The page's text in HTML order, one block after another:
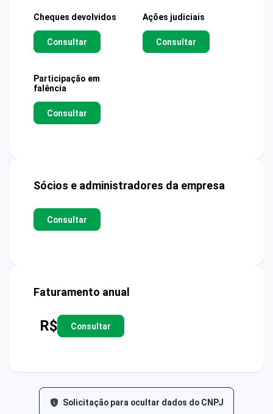
Cheques devolvidos
Consultar
Ações judiciais
Consultar
Participação em
falência
Consultar
Sócios e administradores da empresa
Consultar
Faturamento anual
R$ Consultar
Solicitação para ocultar dados do CNPJ